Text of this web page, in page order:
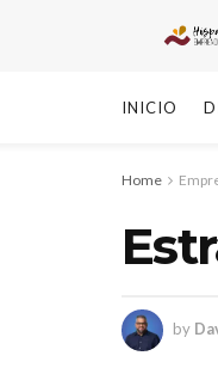
INICIO
Home
by